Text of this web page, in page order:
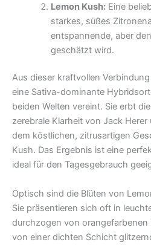
Lemon Kush:Eine
starkes, süßes
entspannende, aber
geschätzt wird.
Aus dieser kraftvollen
eine Sativa-dominante
beiden Welten vereint. Sie erbt
zerebrale Klarheit von Jack
dem köstlichen, zitrusartigen
Kush. Das Ergebnis ist eine
ideal für den Tagesgebrauch
Optisch sind die Blüten von
Sie präsentieren sich oft in
durchzogen von
von einer dichten Schicht